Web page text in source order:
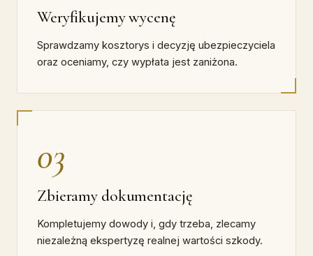
Weryfikujemy wycenę
Sprawdzamy kosztorys i decyzję ubezpieczyciela
oraz oceniamy, czy wypłata jest zaniżona.
03
Zbieramy dokumentację
Kompletujemy dowody i, gdy trzeba, zlecamy
niezależną ekspertyzę realnej wartości szkody.